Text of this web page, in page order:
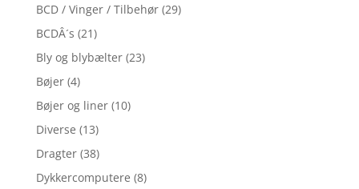
BCD / Vinger / Tilbehør (29)
BCDÂ´s (21)
Bly og blybælter (23)
Bøjer (4)
Bøjer og liner (10)
Diverse (13)
Dragter (38)
Dykkercomputere (8)